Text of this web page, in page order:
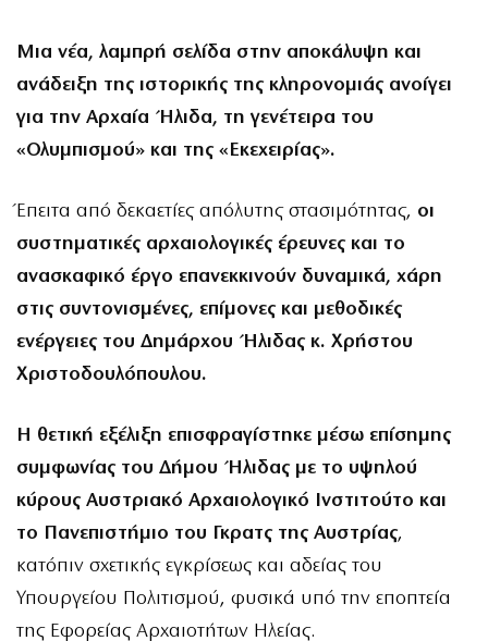
Μια νέα, λαμπρή σελίδα στην αποκάλυψη και
ανάδειξη της ιστορικής της κληρονομιάς ανοίγει
για την Αρχαία Ήλιδα, τη γενέτειρα του
«Ολυμπισμού» και της «Εκεχειρίας».
Έπειτα από δεκαετίες απόλυτης στασιμότητας, οι
συστηματικές αρχαιολογικές έρευνες και το
ανασκαφικό έργο επανεκκινούν δυναμικά, χάρη
στις συντονισμένες, επίμονες και μεθοδικές
ενέργειες του Δημάρχου Ήλιδας κ. Χρήστου
Χριστοδουλόπουλου.
Η θετική εξέλιξη επισφραγίστηκε μέσω επίσημης
συμφωνίας του Δήμου Ήλιδας με το υψηλού
κύρους Αυστριακό Αρχαιολογικό Ινστιτούτο και
το Πανεπιστήμιο του Γκρατς της Αυστρίας,
κατόπιν σχετικής εγκρίσεως και αδείας του
Υπουργείου Πολιτισμού, φυσικά υπό την εποπτεία
της Εφορείας Αρχαιοτήτων Ηλείας.